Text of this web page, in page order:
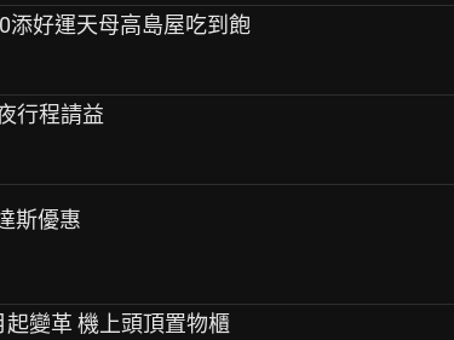
添好運天母高島屋吃到飽
行程請益
斯優惠
變革 機上頭頂置物櫃